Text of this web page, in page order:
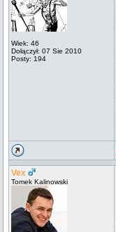
Wiek: 46
Dołączył: 07 Sie 2010
Posty: 194
Vex
Tomek Kalinowski